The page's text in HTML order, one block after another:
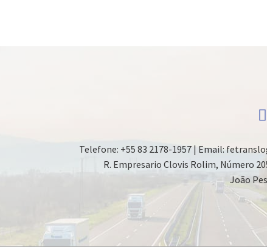
Telefone: +55 83 2178-1957 | Email:
R. Empresario Clovis Rolim, Número
João